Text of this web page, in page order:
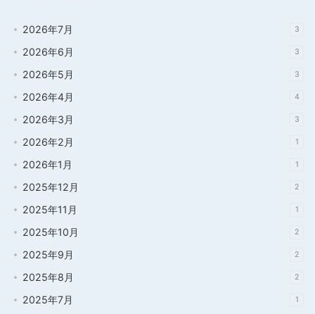
2026年7月 3
2026年6月 3
2026年5月 3
2026年4月 4
2026年3月 3
2026年2月 1
2026年1月 1
2025年12月 2
2025年11月 1
2025年10月 2
2025年9月 2
2025年8月 2
2025年7月 1